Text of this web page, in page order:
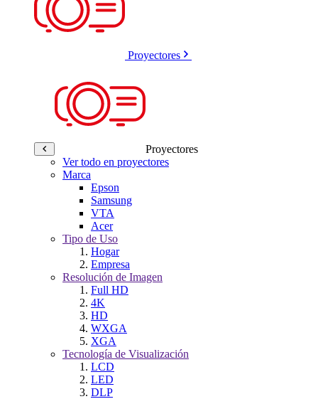
Proyectores
Proyectores
Ver todo en proyectores
Marca
Epson
Samsung
VTA
Acer
Tipo de Uso
Hogar
Empresa
Resolución de Imagen
Full HD
4K
HD
WXGA
XGA
Tecnología de Visualización
LCD
LED
DLP